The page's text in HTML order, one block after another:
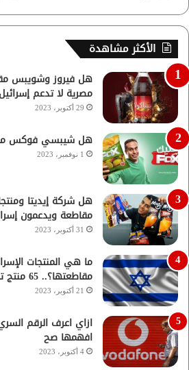
الأكثر مشاهدة
هل فيروز وشويبس
مصرية لا تدعم
29 أكتوبر، 2023
هل شيبسي فوكس
1 نوفمبر، 2023
هل شركة إيديتا
مقاطعة ويدعمون
31 أكتوبر، 2023
ما هي المنتجات
مقاطعتها؟.. 65 منتج تقدر تستغنى عنهم
21 أكتوبر، 2023
ازاي اعرف الرقم
افهمها صح
4 أكتوبر، 2023